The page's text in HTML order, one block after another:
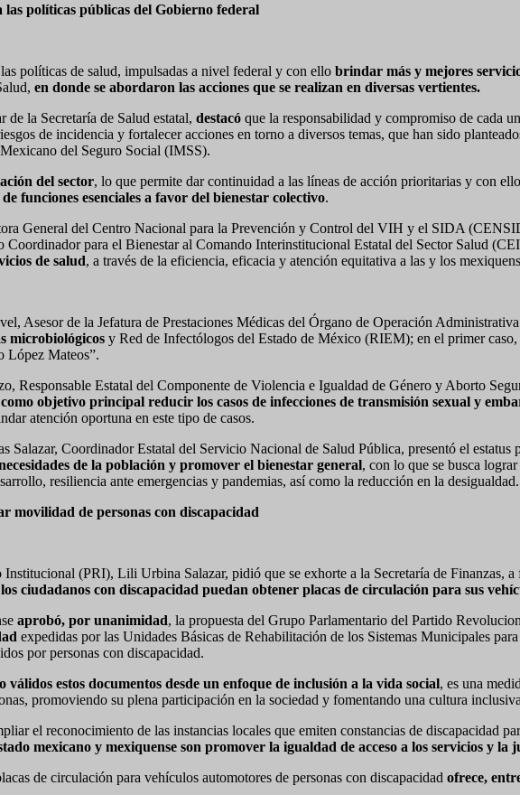
las políticas públicas del Gobierno federal
políticas de salud, impulsadas a nivel federal y con ello brindar más y mejores
en donde se abordaron las acciones que se realizan en diversas vertientes.
la Secretaría de Salud estatal, destacó que la responsabilidad y compromiso de cada
de incidencia y fortalecer acciones en torno a diversos temas, que han sido
del Seguro Social (IMSS).
del sector, lo que permite dar continuidad a las líneas de acción prioritarias y con
funciones esenciales a favor del bienestar colectivo.
General del Centro Nacional para la Prevención y Control del VIH y el SIDA
para el Bienestar al Comando Interinstitucional Estatal del Sector Salud
de salud, a través de la eficiencia, eficacia y atención equitativa a las y los
Asesor de la Jefatura de Prestaciones Médicas del Órgano de Operación
microbiológicos y Red de Infectólogos del Estado de México (RIEM); en el primer
López Mateos”.
Responsable Estatal del Componente de Violencia e Igualdad de Género y Aborto
objetivo principal reducir los casos de infecciones de transmisión sexual y
atención oportuna en este tipo de casos.
Coordinador Estatal del Servicio Nacional de Salud Pública, presentó el estatus
de la población y promover el bienestar general, con lo que se busca
resiliencia ante emergencias y pandemias, así como la reducción en la desigualdad.
de personas con discapacidad
(PRI), Lili Urbina Salazar, pidió que se exhorte a la Secretaría de Finanzas,
ciudadanos con discapacidad puedan obtener placas de circulación para sus
aprobó, por unanimidad, la propuesta del Grupo Parlamentario del Partido
expedidas por las Unidades Básicas de Rehabilitación de los Sistemas Municipales
por personas con discapacidad.
válidos estos documentos desde un enfoque de inclusión a la vida social, es una
promoviendo su plena participación en la sociedad y fomentando una cultura
el reconocimiento de las instancias locales que emiten constancias de discapacidad
mexicano y mexiquense son promover la igualdad de acceso a los servicios y la
de circulación para vehículos automotores de personas con discapacidad ofrece,